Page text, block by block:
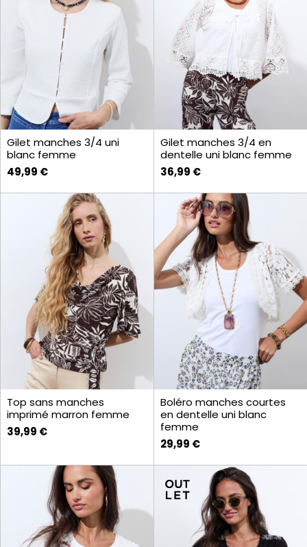
Gilet manches 3/4 uni
blanc femme
49,99 €
Gilet manches 3/4 en
dentelle uni blanc femme
36,99 €
Top sans manches
imprimé marron femme
39,99 €
Boléro manches courtes
en dentelle uni blanc
femme
29,99 €